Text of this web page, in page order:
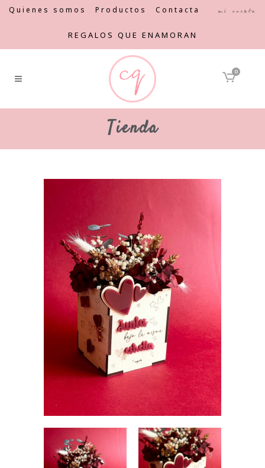
Quienes somos Productos Contacta Mi cuenta
REGALOS QUE ENAMORAN
0
Tienda